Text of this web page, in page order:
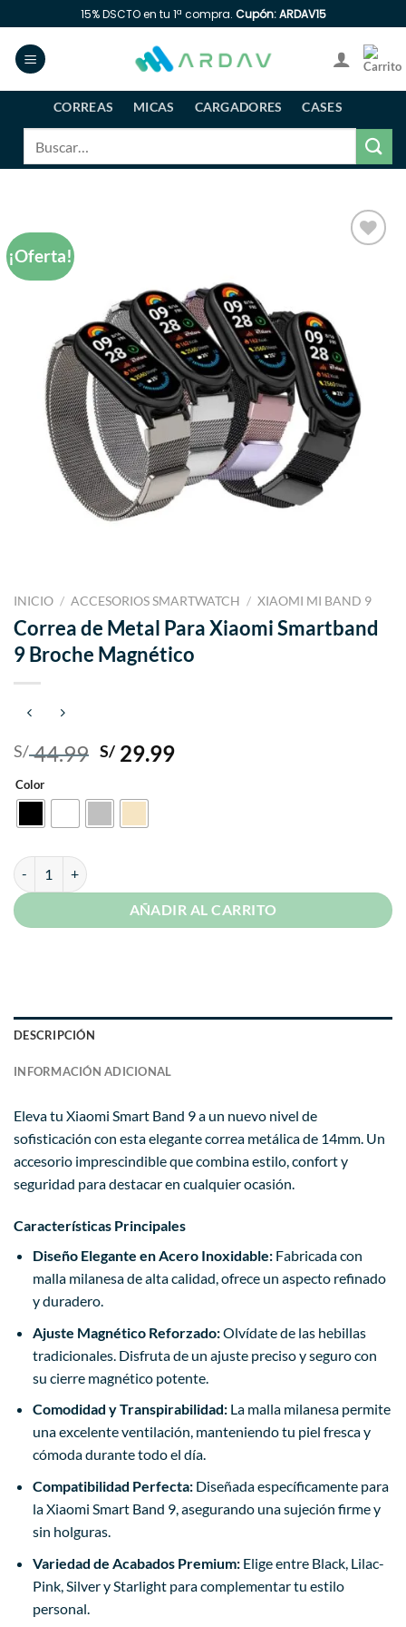
al
contenido
15% DSCTO en tu 1ª compra. Cupón: ARDAV15
CORREAS MICAS CARGADORES
CASES
¡Oferta!
INICIO / ACCESORIOS SMARTWATCH / XIAOMI MI BAND 9
Correa de Metal Para Xiaomi Smartband
9 Broche Magnético
S/44.99 El
original
S/ 29.99El
Color
Correa de Metal Para Xiaomi Smartband 9 Broche Magnético
AÑADIR AL CARRITO
DESCRIPCIÓN
INFORMACIÓN ADICIONAL
Eleva tu Xiaomi Smart Band 9 a un nuevo nivel de
sofisticación con esta elegante correa metálica de 14mm. Un
accesorio imprescindible que combina estilo, confort y
seguridad para destacar en cualquier ocasión.
Características Principales
Diseño Elegante en Acero Inoxidable:Fabricada con
malla milanesa de alta calidad, ofrece un aspecto refinado
y duradero.
Ajuste Magnético Reforzado:Olvídate de las hebillas
tradicionales. Disfruta de un ajuste preciso y seguro con
su cierre magnético potente.
Comodidad y Transpirabilidad:La malla milanesa permite
una excelente ventilación, manteniendo tu piel fresca y
cómoda durante todo el día.
Compatibilidad Perfecta:Diseñada específicamente para
la Xiaomi Smart Band 9, asegurando una sujeción firme y
sin holguras.
Variedad de Acabados Premium:Elige entre Black, Lilac-
Pink, Silver y Starlight para complementar tu estilo
personal.